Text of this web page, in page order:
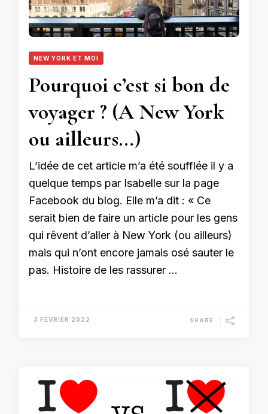
NEW YORK ET MOI
Pourquoi c’est si bon de
voyager ? (A New York
ou ailleurs…)
L’idée de cet article m’a été soufflée il y a
quelque temps par Isabelle sur la page
Facebook du blog. Elle m’a dit : « Ce
serait bien de faire un article pour les gens
qui rêvent d’aller à New York (ou ailleurs)
mais qui n’ont encore jamais osé sauter le
pas. Histoire de les rassurer …
3 FÉVRIER 2022 SHARE